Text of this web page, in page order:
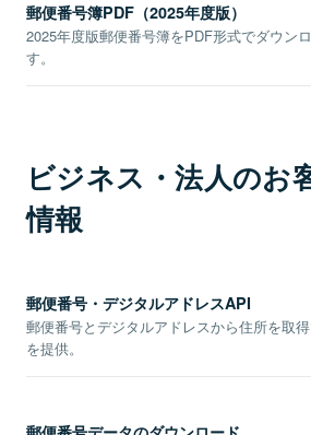
郵便番号簿PDF（2025年度版）
2025年度版郵便番号簿をPDF形式でダウン
す。
ビジネス・法人のお
情報
郵便番号・デジタルアドレスAPI
郵便番号とデジタルアドレスから住所を取
を提供。